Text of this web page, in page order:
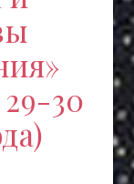
30